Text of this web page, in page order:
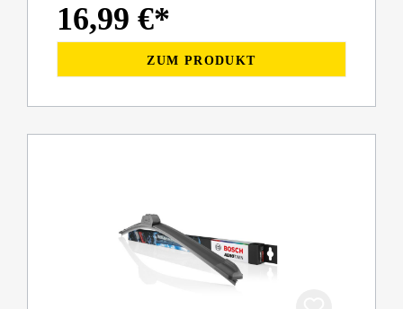
16,99 €*
ZUM PRODUKT